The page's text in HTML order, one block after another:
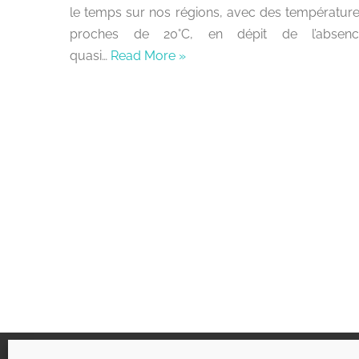
le temps sur nos régions, avec des
proches de 20°C, en dépit de
quasi… Read More »